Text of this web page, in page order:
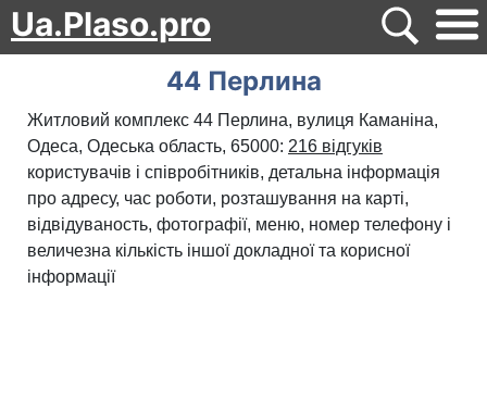
Ua.Plaso.pro
44 Перлина
Житловий комплекс 44 Перлина, вулиця Каманіна,
Одеса, Одеська область, 65000: 216 відгуків
користувачів і співробітників, детальна інформація
про адресу, час роботи, розташування на карті,
відвідуваность, фотографії, меню, номер телефону і
величезна кількість іншої докладної та корисної
інформації